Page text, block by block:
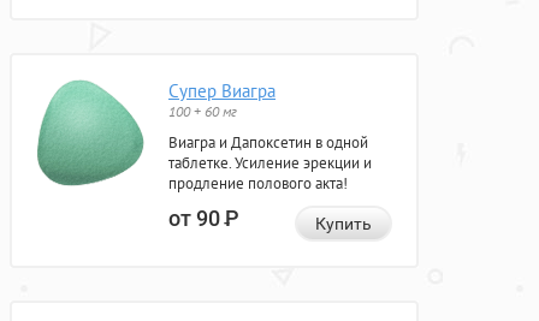
Супер Виагра
100 + 60 мг
Виагра и Дапоксетин в одной
таблетке. Усиление эрекции и
продление полового акта!
от 90Р Купить